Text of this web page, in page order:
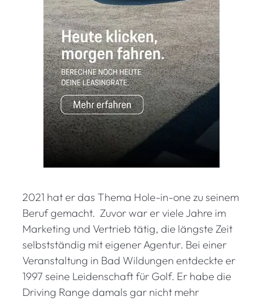
2021 hat er das Thema Hole-in-one zu seinem
Beruf gemacht. Zuvor war er viele Jahre im
Marketing und Vertrieb tätig, die längste Zeit
selbstständig mit eigener Agentur. Bei einer
Veranstaltung in Bad Wildungen entdeckte er
1997 seine Leidenschaft für Golf. Er habe die
Driving Range damals gar nicht mehr